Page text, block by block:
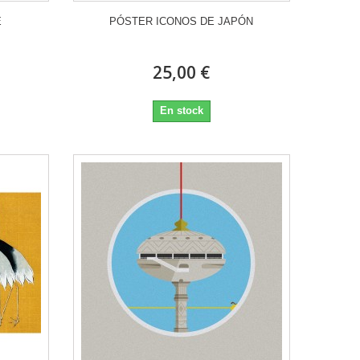
PÓSTER ICONOS DE JAPÓN
25,00 €
En stock